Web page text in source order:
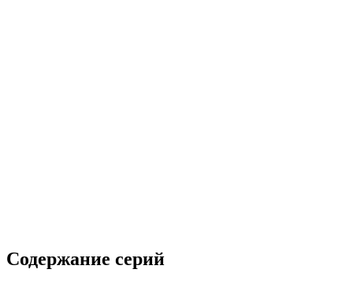
Содержание серий